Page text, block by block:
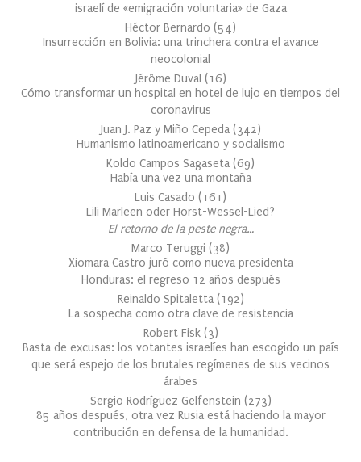
israelí de «emigración voluntaria» de Gaza
Héctor Bernardo (54)
Insurrección en Bolivia: una trinchera contra el avance
neocolonial
Jérôme Duval (16)
Cómo transformar un hospital en hotel de lujo en tiempos del
coronavirus
Juan J. Paz y Miño Cepeda (342)
Humanismo latinoamericano y socialismo
Koldo Campos Sagaseta (69)
Había una vez una montaña
Luis Casado (161 )
Lili Marleen oder Horst-Wessel-Lied?
El retorno de la peste negra…
Marco Teruggi (38)
Xiomara Castro juró como nueva presidenta
Honduras: el regreso 12 años después
Reinaldo Spitaletta (192)
La sospecha como otra clave de resistencia
Robert Fisk (3)
Basta de excusas: los votantes israelíes han escogido un país
que será espejo de los brutales regímenes de sus vecinos
árabes
Sergio Rodríguez Gelfenstein (273)
85 años después, otra vez Rusia está haciendo la mayor
contribución en defensa de la humanidad.